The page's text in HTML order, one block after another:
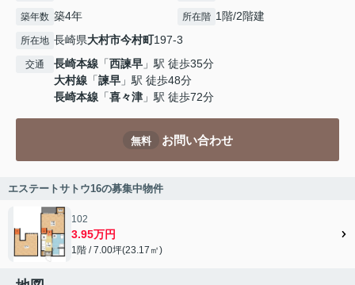
築年数 築4年 所在階 1階/2階建
所在地 長崎県大村市今村町197-3
交通 長崎本線 「西諫早 」駅 徒歩35分
大村線 「諫早 」駅 徒歩48分
長崎本線 「喜々津 」駅 徒歩72分
無料 お問い合わせ
エステートサトウ16の募集中物件
102
3.95万円
1階 / 7.00坪(23.17㎡)